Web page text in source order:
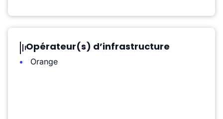
Opérateur(s) d’infrastructure
Orange